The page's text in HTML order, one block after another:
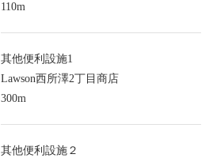
110m
其他便利設施1
Lawson西所澤2丁目商店
300m
其他便利設施２